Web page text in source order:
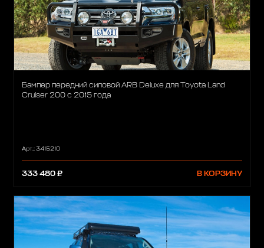
Бампер передний силовой ARB Deluxe для Toyota Land
Cruiser 200 с 2015 года
Арт.: 3415210
333 480 ₽ В КОРЗИНУ